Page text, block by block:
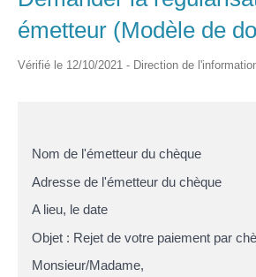
émetteur (Modèle de
Vérifié le 12/10/2021 - Direction de
Nom de l'émetteur du chèque
Adresse de l'émetteur du chèque
A lieu, le date
Objet : Rejet de votre paiement par
Monsieur/Madame,